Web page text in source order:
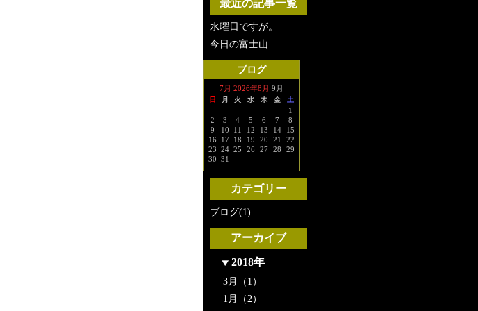
最近の記事一覧
水曜日ですが。
今日の富士山
ブログ
7月 2026年8月 9月
日 月 火 水 木 金 土
1
2
3 4 5 6 7
8
9
10 11 12 13 14
15
16
17 18 19 20 21
22
23 24 25 26 27 28
29
30 31
カテゴリー
ブログ(1)
アーカイブ
2018年
3月（1）
1月（2）